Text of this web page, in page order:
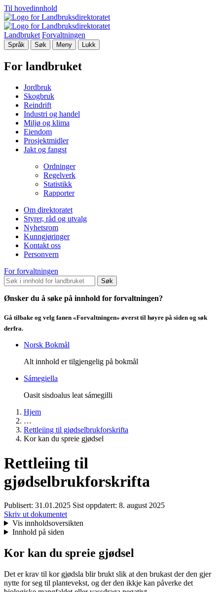
Til hovedinnhold
Landbruket Forvaltningen
Språk Søk Meny Lukk
For landbruket
Jordbruk
Skogbruk
Reindrift
Industri og handel
Miljø og klima
Eiendom
Prosjektmidler
Jakt og fangst
Ordninger
Regelverk
Statistikk
Rapporter
Om direktoratet
Styrer, råd og utvalg
Nyhetsrom
Kunngjøringer
Kontakt oss
Personvern
For forvaltningen
Søk
Ønsker du å søke på innhold for forvaltningen?
Gå tilbake og velg fanen «Forvaltningen» øverst til høyre på siden og søk
derfra.
Norsk Bokmål
Alt innhold er tilgjengelig på bokmål
Sámegiella
Oasit sisdoalus leat sámegilli
Hjem
…
Rettleiing til gjødselbrukforskrifta
Kor kan du spreie gjødsel
Rettleiing til
gjødselbrukforskrifta
Publisert: 31.01.2025 Sist oppdatert: 8. august 2025
Skriv ut dokumentet
Vis innholdsoversikten
Innhold på siden
Kor kan du spreie gjødsel
Det er krav til kor gjødsla blir brukt slik at den brukast der den gjer
nytte for seg til plantevekst, og der den ikkje kan påverke det